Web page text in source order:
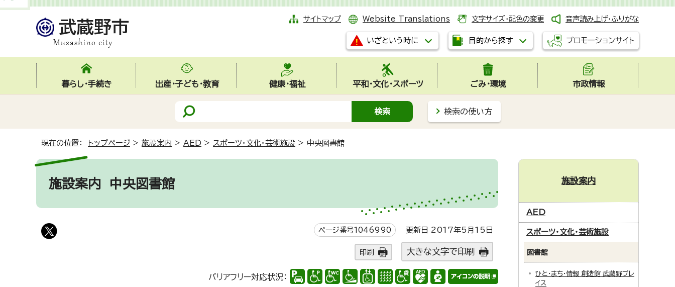
サイトマップ Website Translations 文字サイズ・配色の変更 音声読み上げ・ふりがな
いざという時に 目的から探す プロモーションサイト
暮らし・手続き 出産・子ども・教育 健康・福祉 平和・文化・スポーツ ごみ・環境 市政情報
検索の使い方
現在の位置： トップページ > 施設案内 > AED > スポーツ・文化・芸術施設 > 中央図書館
施設案内 中央図書館
ページ番号1046990 更新日 2017年5月15日
印刷 大きな文字で印刷
バリアフリー対応状況：
施設案内
AED
スポーツ・文化・芸術施設
図書館
ひと・まち・情報 創造館 武蔵野プレ
イス